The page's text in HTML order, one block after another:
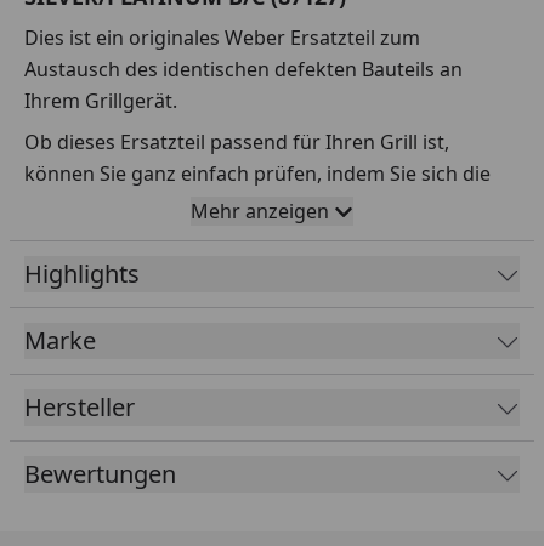
Dies ist ein originales Weber Ersatzteil zum
Austausch des identischen defekten Bauteils an
Ihrem Grillgerät.
Ob dieses Ersatzteil passend für Ihren Grill ist,
können Sie ganz einfach prüfen, indem Sie sich die
Explosionszeichnung Ihres Grills anschauen und dort
das betreffende Teil heraussuchen.
Über die Seriennummer Ihres Grillgeräts kommen Sie
ganz einfach zur passenden Explosionszeichnung.
Geben Sie dafür die Seriennummer
Sollte Ihnen nicht bekannt sein, wo Sie die
Seriennummer finden, klicken Sie bitteHIER.
Mehr anzeigen
Highlights
Marke
Hersteller
Bewertungen